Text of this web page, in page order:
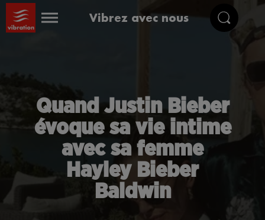
Vibrez avec nous
Quand Justin Bieber
évoque sa vie intime
avec sa femme
Hayley Bieber
Baldwin